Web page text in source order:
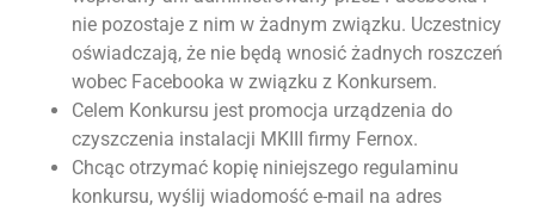
nie pozostaje z nim w żadnym związku. Uczestnicy
oświadczają, że nie będą wnosić żadnych roszczeń
wobec Facebooka w związku z Konkursem.
Celem Konkursu jest promocja urządzenia do
czyszczenia instalacji MKIII firmy Fernox.
Chcąc otrzymać kopię niniejszego regulaminu
konkursu, wyślij wiadomość e-mail na adres